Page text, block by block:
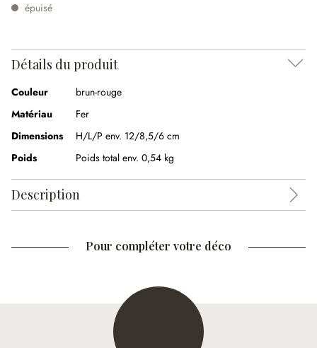
épuisé
Détails du produit
Couleur
brun-rouge
Matériau
Fer
Dimensions
H/L/P env. 12/8,5/6 cm
Poids
Poids total env. 0,54 kg
Description
Pour compléter votre déco